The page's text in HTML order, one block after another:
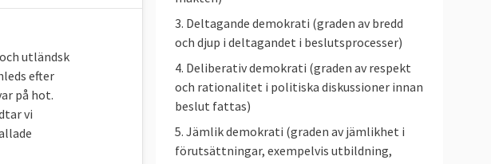
utländsk
efter
på hot.
vi
3. Deltagande demokrati (graden av bredd
och djup i deltagandet i beslutsprocesser)
4. Deliberativ demokrati (graden av respekt
och rationalitet i politiska diskussioner innan
beslut fattas)
5. Jämlik demokrati (graden av jämlikhet i
förutsättningar, exempelvis utbildning,